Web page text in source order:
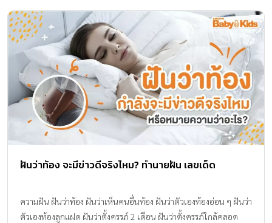
ฝันว่าท้อง จะมีข่าวดีจริงไหม? ทำนายฝัน เลขเด็ด
ความฝัน ฝันว่าท้อง ฝันว่าเห็นคนอื่นท้อง ฝันว่าตัวเองท้องอ่อน ๆ ฝันว่า
ตัวเองท้องลูกแฝด ฝันว่าตั้งครรภ์ 2 เดือน ฝันว่าตั้งครรภ์ใกล้คลอด